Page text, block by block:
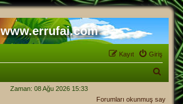
www.errufai.com
Giriş
Kayıt
a
Zaman: 08 Ağu 2026 15:33
Forumları okunmuş say